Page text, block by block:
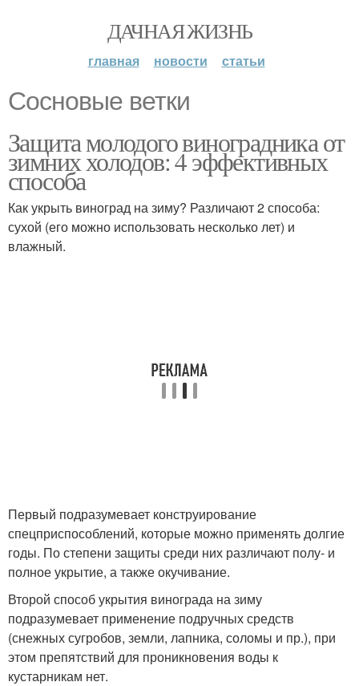
ДАЧНАЯ ЖИЗНЬ
главная новости статьи
Сосновые ветки
Защита молодого виноградника от
зимних холодов: 4 эффективных
способа
Как укрыть виноград на зиму? Различают 2 способа:
сухой (его можно использовать несколько лет) и
влажный.
Первый подразумевает конструирование
спецприспособлений, которые можно применять долгие
годы. По степени защиты среди них различают полу- и
полное укрытие, а также окучивание.
Второй способ укрытия винограда на зиму
подразумевает применение подручных средств
(снежных сугробов, земли, лапника, соломы и пр.), при
этом препятствий для проникновения воды к
кустарникам нет.